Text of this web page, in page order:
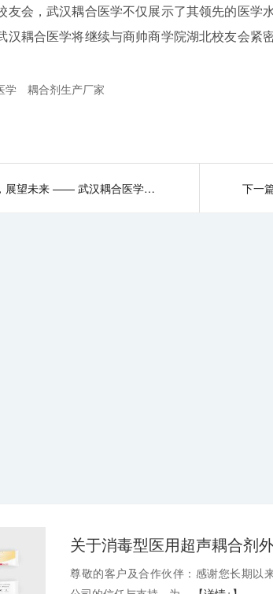
友会，武汉耦合医学不仅展示了其领先的医学
汉耦合医学将继续与商帅商学院湖北校友会紧
学
耦合剂生产厂家
欢乐相聚，展望未来 —— 武汉耦合医学 2024 年年会圆满举行 下一
尊敬的客户及合作伙伴：感谢您长期以